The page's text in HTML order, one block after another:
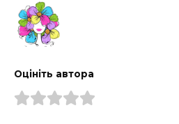
Оцініть автора